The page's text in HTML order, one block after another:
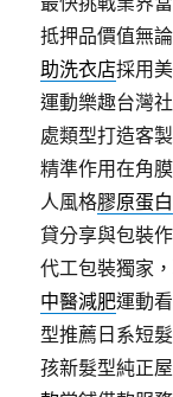
抵押品價值無
助洗衣店採用
運動樂趣台灣
處類型打造客
精準作用在角
人風格膠原蛋白
貸分享與包裝
代工包裝獨家
中醫減肥運動
型推薦日系短
孩新髮型純正